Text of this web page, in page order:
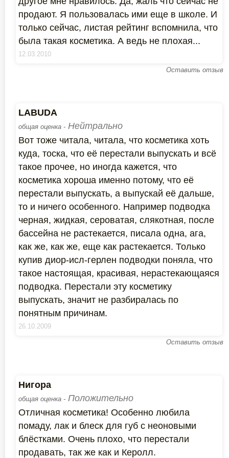
продают. Я пользовалась ими еще в школе. И
только сейчас, листая рейтинг вспомнила, что
была такая косметика. А ведь не плохая...
12.03.2010
Оставить отзыв
LABUDA
общая оценка - Нейтрально
Вот тоже читала, читала, что косметика хоть
куда, тоска, что её перестали выпускать и всё
такое прочее, но иногда кажется, что
косметика хороша именно потому, что её
перестали выпускать, а выпускай её дальше,
то и ничего особенного. Например подводка
черная, жидкая, сероватая, слякотная, после
бассейна не растекается, писала одна, ага,
как же, как же, еще как растекается. Только
купив диор-исл-герлен подводки поняла, что
такое настоящая, красивая, нерастекающаяся
подводка. Перестали эту косметику
выпускать, значит не разбиралась по
понятным причинам.
26.10.2009
Оставить отзыв
Нигора
общая оценка - Положительно
Отличная косметика! Особенно любила
помаду, лак и блеск для губ с неоновыми
блёстками. Очень плохо, что перестали
продавать, так же как и Керолл.